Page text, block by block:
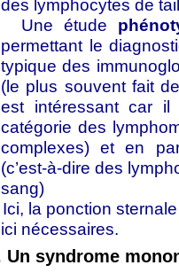
des lymphocytes de
Une étude
permettant le
typique des
(le plus souvent fait
est intéressant car
catégorie des
complexes) et en
(c’est-à-dire des
sang)
Ici, la ponction
ici nécessaires.
Un syndrome